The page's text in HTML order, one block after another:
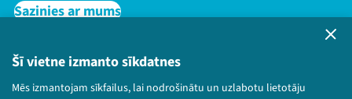
Šī vietne izmanto sīkdatnes
Mēs izmantojam sīkfailus, lai nodrošinātu un uzlabotu lietotāju
Sazinies ar mums
Lietošanas noteikumi un sīkdatņu politika
Bērnu aizsardzības politika